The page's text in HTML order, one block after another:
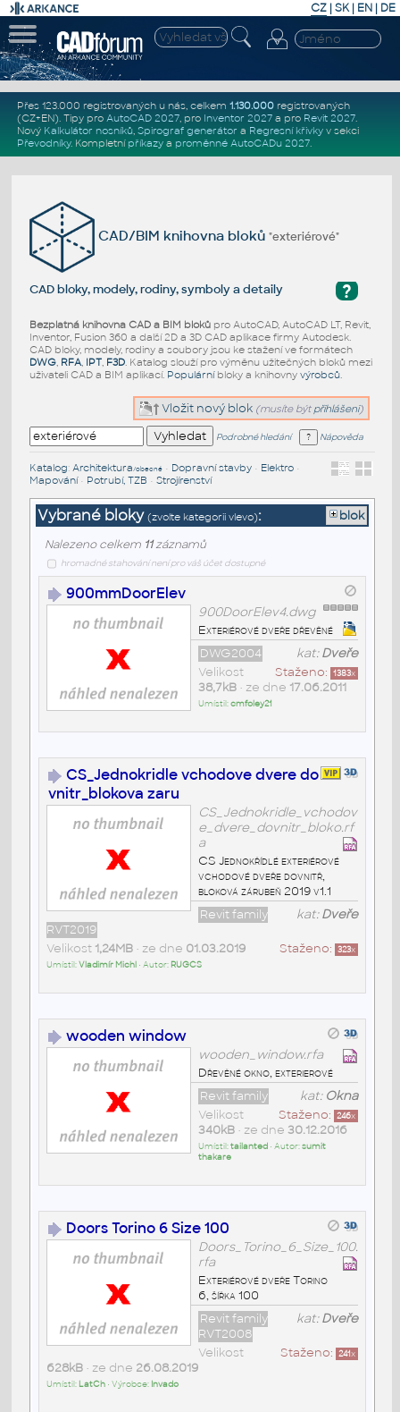
CZ | SK| EN | DE
Přes 123.000 registrovaných u nás, celkem 1.130.000registrovaných
(CZ+EN). Tipy pro AutoCAD 2027, pro Inventor 2027a pro Revit 2027.
Nový Kalkulátor nosníků, Spirograf generátor a Regresní křivkyv sekci
Převodníky. Kompletní příkazya proměnné AutoCADu 2027.
CAD/BIM knihovna bloků"exteriérové"
?
CAD bloky, modely, rodiny, symboly a detaily
Bezplatná knihovna CAD a BIM blokůpro AutoCAD, AutoCAD LT, Revit,
Inventor, Fusion 360 a další 2D a 3D CAD aplikace firmy Autodesk.
CAD bloky, modely, rodiny a soubory jsou ke stažení ve formátech
DWG, RFA, IPT, F3D. Katalog slouží pro výměnu užitečných bloků mezi
uživateli CAD a BIM aplikací. Populárníbloky a knihovny výrobců.
Vložit nový blok (musíte být přihlášeni)
Podrobné hledání Nápověda
Katalog: Architektura/obecné• Dopravní stavby• Elektro•
Mapování• Potrubí, TZB • Strojírenství
Vybrané bloky (zvolte kategorii vlevo): blok
Nalezeno celkem 11záznamů
hromadné stahování není pro váš účet dostupné
900mmDoorElev
900DoorElev4.dwg
Exteriérové dveře dřevěné
kat:Dveře
DWG2004
Staženo: 1383x
Velikost
38,7kB• ze dne 17.06.2011
Umístil:cmfoley21
CS_Jednokridle vchodove dvere do
vnitr_blokova zaru
CS_Jednokridle_vchodov
e_dvere_dovnitr_bloko.rf
a
CS Jednokřídlé exteriérové
vchodové dveře dovnitř,
bloková zárubeň 2019 v1.1
kat:Dveře
Revit family
RVT2019
Staženo: 323x
Velikost 1,24MB• ze dne 01.03.2019
Umístil:Vladimír Michl • Autor: RUGCS
wooden window
wooden_window.rfa
Dřevěné okno, exterierové
kat: Okna
Revit family
Staženo: 246x
Velikost
340kB• ze dne 30.12.2016
Umístil:tailanted • Autor:sumit
thakare
Doors Torino 6 Size 100
Doors_Torino_6_Size_100.
rfa
Exteriérové dveře Torino
6, šířka 100
kat:Dveře
Revit family
RVT2008
Staženo: 241x
Velikost
628kB• ze dne 26.08.2019
Umístil: LatCh• Výrobce: Invado